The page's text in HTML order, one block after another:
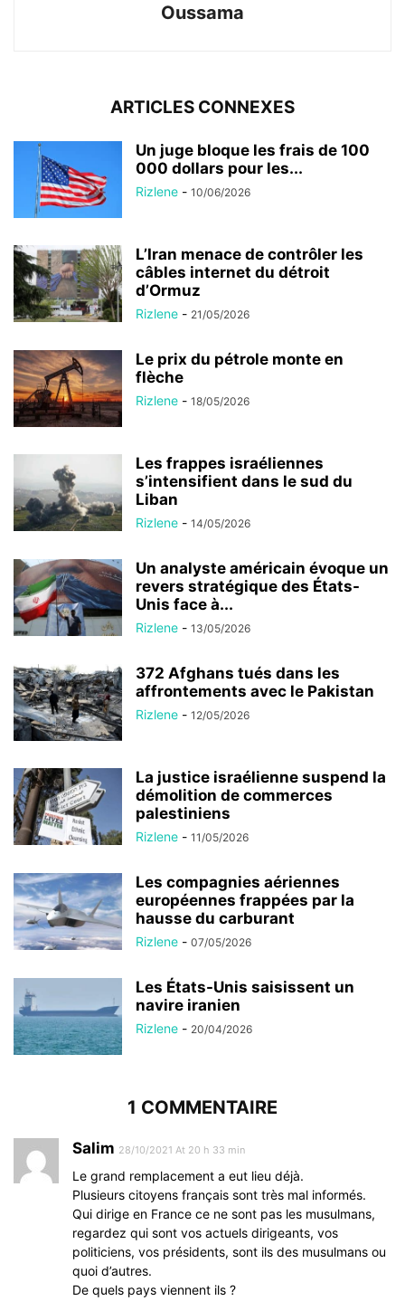
Oussama
ARTICLES CONNEXES
Un juge bloque les frais de 100
000 dollars pour les...
Rizlene - 10/06/2026
L’Iran menace de contrôler les
câbles internet du détroit
d’Ormuz
Rizlene - 21/05/2026
Le prix du pétrole monte en
flèche
Rizlene - 18/05/2026
Les frappes israéliennes
s’intensifient dans le sud du
Liban
Rizlene - 14/05/2026
Un analyste américain évoque un
revers stratégique des États-
Unis face à...
Rizlene - 13/05/2026
372 Afghans tués dans les
affrontements avec le Pakistan
Rizlene - 12/05/2026
La justice israélienne suspend la
démolition de commerces
palestiniens
Rizlene - 11/05/2026
Les compagnies aériennes
européennes frappées par la
hausse du carburant
Rizlene - 07/05/2026
Les États-Unis saisissent un
navire iranien
Rizlene - 20/04/2026
1 COMMENTAIRE
Salim 28/10/2021 At 20 h 33 min
Le grand remplacement a eut lieu déjà.
Plusieurs citoyens français sont très mal informés.
Qui dirige en France ce ne sont pas les musulmans,
regardez qui sont vos actuels dirigeants, vos
politiciens, vos présidents, sont ils des musulmans ou
quoi d’autres.
De quels pays viennent ils ?